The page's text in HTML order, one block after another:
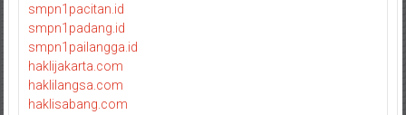
smpn1pacitan.id
smpn1padang.id
smpn1pailangga.id
haklijakarta.com
haklilangsa.com
haklisabang.com